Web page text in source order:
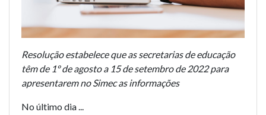
Resolução estabelece que as secretarias de educação
têm de 1º de agosto a 15 de setembro de 2022 para
apresentarem no Simec as informações
No último dia ...